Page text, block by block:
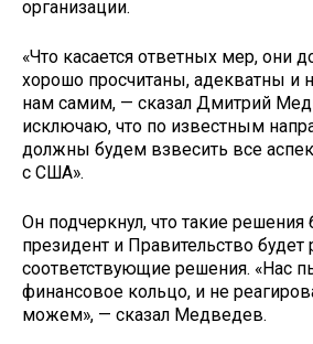
организации.
«Что касается ответных мер, они
хорошо просчитаны, адекватны и
нам самим, — сказал Дмитрий
исключаю, что по известным
должны будем взвесить все
с США».
Он подчеркнул, что такие решения
президент и Правительство
соответствующие решения. «Нас
финансовое кольцо, и не
можем», — сказал Медведев.